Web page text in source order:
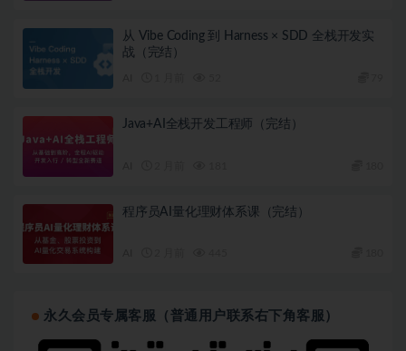
从 Vibe Coding 到 Harness × SDD 全栈开发实
战（完结）
Java+AI全栈开发工程师（完结）
程序员AI量化理财体系课（完结）
永久会员专属客服（普通用户联系右下角客服）